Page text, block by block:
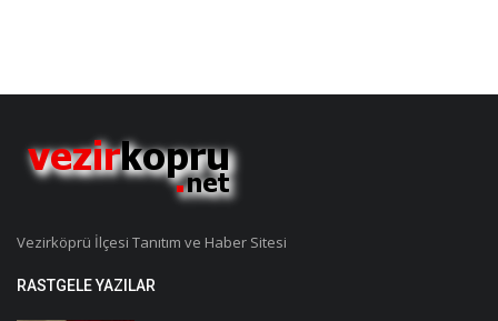
Vezirköprü İlçesi Tanıtım ve Haber Sitesi
RASTGELE YAZILAR